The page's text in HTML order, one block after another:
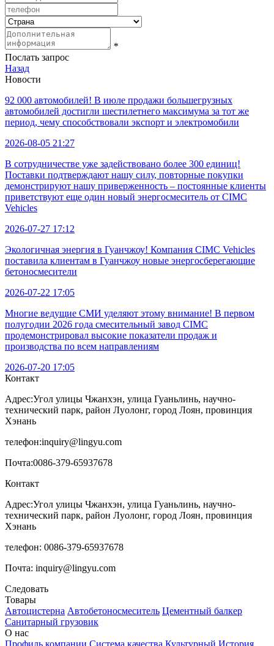
*
Послать запрос
Назад
Новости
92 000 автомобилей! В июле продажи большегрузных
автомобилей достигли шестилетнего максимума за тот же
период, чему способствовали экспорт и электромобили
2026-08-05 21:27
В сотрудничестве уже задействовано более 300 единиц!
Поставки подтверждают нашу силу, повторные покупки
демонстрируют нашу приверженность – постоянные клиенты
приветствуют еще один новый энергосмеситель от CIMC
Vehicles
2026-07-27 17:12
Экологичная энергия в Гуанчжоу! Компания CIMC Vehicles
поставила клиентам в Гуанчжоу новые энергосберегающие
бетоносмесители
2026-07-22 17:05
Многие ведущие СМИ уделяют этому внимание! В первом
полугодии 2026 года смесительный завод CIMC
продемонстрировал высокие показатели продаж и
производства по всем направлениям
2026-07-20 17:05
Контакт
Адрес:Угол улицы Чжанхэн, улица Гуаньлинь, научно-
технический парк, район Луолонг, город Лоян, провинция
Хэнань
телефон:inquiry@lingyu.com
Почта:0086-379-65937678
Контакт
Адрес:Угол улицы Чжанхэн, улица Гуаньлинь, научно-
технический парк, район Луолонг, город Лоян, провинция
Хэнань
телефон: 0086-379-65937678
Почта: inquiry@lingyu.com
Следовать
Товары
Автоцистерна Автобетоносмеситель Цементный балкер
Санитарный грузовик
О нас
Профиль компании Система качества Культурный История